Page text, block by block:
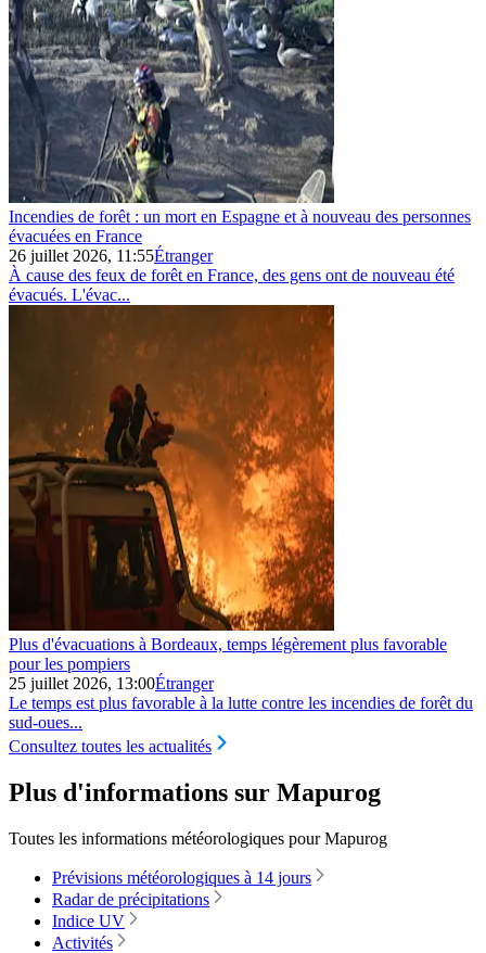
Incendies de forêt : un mort en Espagne et à nouveau des personnes
évacuées en France
26 juillet 2026, 11:55Étranger
À cause des feux de forêt en France, des gens ont de nouveau été
évacués. L'évac...
Plus d'évacuations à Bordeaux, temps légèrement plus favorable
pour les pompiers
25 juillet 2026, 13:00Étranger
Le temps est plus favorable à la lutte contre les incendies de forêt du
sud‑oues...
Consultez toutes les actualités
Plus d'informations sur Mapurog
Toutes les informations météorologiques pour Mapurog
Prévisions météorologiques à 14 jours
Radar de précipitations
Indice UV
Activités